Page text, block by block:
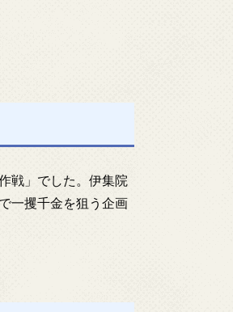
戦」でした。伊集院
一攫千金を狙う企画